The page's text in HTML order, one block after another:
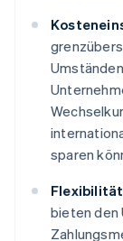
sparen
bieten den